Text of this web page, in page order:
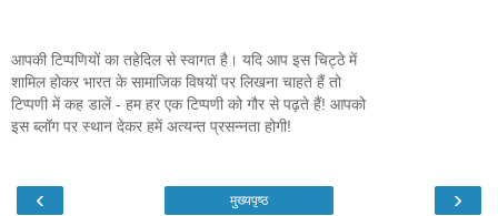
आपकी टिप्पणियों का तहेदिल से स्वागत है। यदि आप इस चिट्ठे में
शामिल होकर भारत के सामाजिक विषयों पर लिखना चाहते हैं तो
टिप्पणी में कह डालें - हम हर एक टिप्पणी को गौर से पढ़ते हैं! आपको
इस ब्लॉग पर स्थान देकर हमें अत्यन्त प्रसन्नता होगी!
‹ ›
मुख्यपृष्ठ